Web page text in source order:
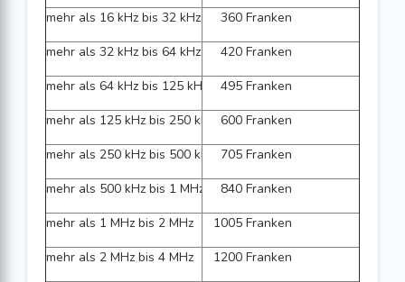
mehr als 16 kHz bis 32 kHz
360 Franken
mehr als 32 kHz bis 64 kHz
420 Franken
mehr als 64 kHz bis 125 kHz
495 Franken
mehr als 125 kHz bis 250 kHz
600 Franken
mehr als 250 kHz bis 500 kHz
705 Franken
mehr als 500 kHz bis 1 MHz
840 Franken
mehr als 1 MHz bis 2 MHz
1005 Franken
mehr als 2 MHz bis 4 MHz
1200 Franken